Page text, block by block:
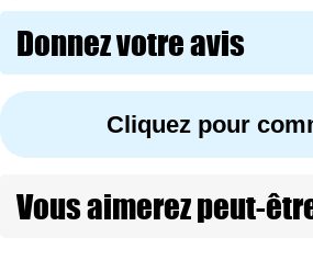
Donnez votre avis
Cliquez pour
Vous aimerez peut-